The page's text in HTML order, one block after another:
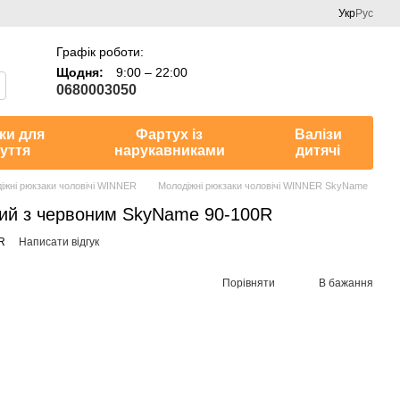
УкрРус
Графік роботи:
Щодня:
9:00 – 22:00
0680003050
для
Фартух із
нарукавниками
Валізи
дитячі
рюкзаки чоловічі WINNER Молодіжні рюкзаки чоловічі WINNER SkyName
з червоним SkyName 90-100R
Написати відгук
Порівняти В бажання